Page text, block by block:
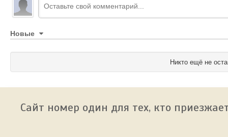
Новые
Никто ещё не
Сайт номер один для тех, кто